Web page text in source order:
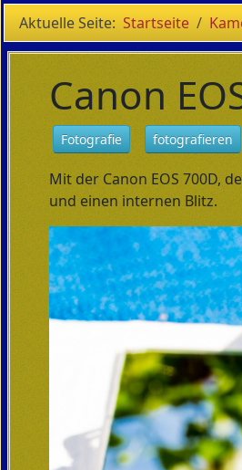
Aktuelle Seite: Startseite
Canon
Fotografie fotografieren
Mit der Canon EOS 700D,
und einen internen Blitz.